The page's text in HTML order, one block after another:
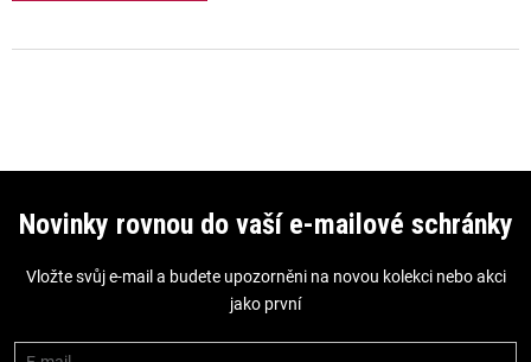
Novinky rovnou do vaší e-mailové schránky
Vložte svůj e-mail a budete upozorněni na novou kolekci nebo akci
jako první